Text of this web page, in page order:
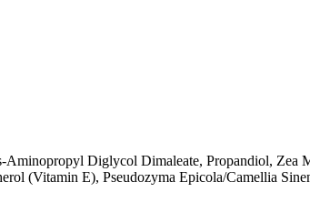
Diglycol Dimaleate, Propandiol, Zea
(Vitamin E), Pseudozyma Epicola/Camellia